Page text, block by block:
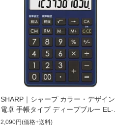
SHARP｜シャープ カラー・デザイン
電卓 手帳タイプ ディープブルー EL-
VW31-AX [10桁][ELVW31AX]
2,090円(価格+送料)